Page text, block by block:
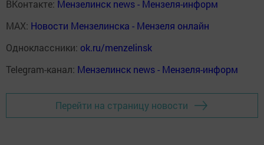
ВКонтакте: Мензелинск news - Мензеля-информ
MAX: Новости Мензелинска - Мензеля онлайн
Одноклассники: ok.ru/menzelinsk
Telegram-канал: Мензелинск news - Мензеля-информ
Перейти на страницу новости